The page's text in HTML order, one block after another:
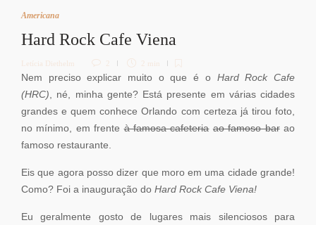
Americana
Hard Rock Cafe Viena
Letícia Diethelm 2 min
Nem preciso explicar muito o que é o Hard Rock Cafe
(HRC) , né, minha gente? Está presente em várias cidades
grandes e quem conhece Orlando com certeza já tirou foto,
no mínimo, em frenteà famosa cafeteria ao famoso barao
famoso restaurante.
Eis que agora posso dizer que moro em uma cidade grande!
Como? Foi a inauguração do Hard Rock Cafe Viena!
Eu geralmente gosto de lugares mais silenciosos para